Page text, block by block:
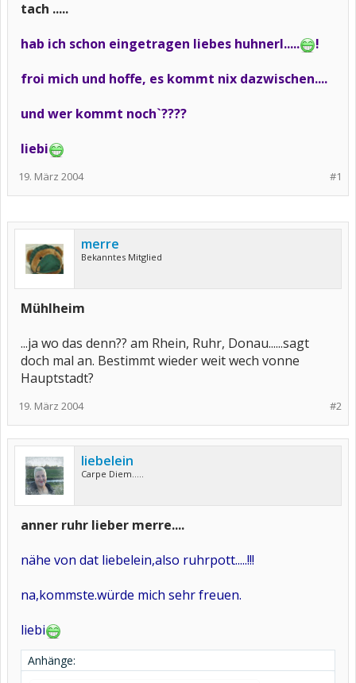
tach .....
hab ich schon eingetragen liebes huhnerl.....
!
froi mich und hoffe, es kommt nix dazwischen....
und wer kommt noch`????
liebi
#1
19. März 2004
merre
Bekanntes Mitglied
Mühlheim
...ja wo das denn?? am Rhein, Ruhr, Donau......sagt
doch mal an. Bestimmt wieder weit wech vonne
Hauptstadt?
#2
19. März 2004
liebelein
Carpe Diem.....
anner ruhr lieber merre....
nähe von dat liebelein,also ruhrpott.....!!!
na,kommste.würde mich sehr freuen.
liebi
Anhänge: